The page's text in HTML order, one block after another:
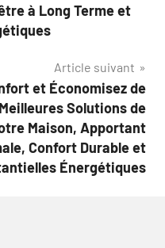
à Long Terme et
Article suivant
et Économisez de
Solutions de
Maison, Apportant
Confort Durable et
Énergétiques